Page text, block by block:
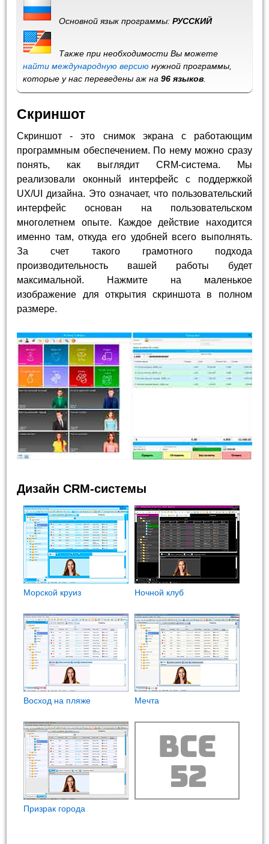
Основной язык программы:РУССКИЙ
Также при необходимости Вы можете
найти международную версию нужной программы,
которые у нас переведены аж на96 языков
Скриншот
Скриншот - это снимок экрана с работающим
программным обеспечением. По нему можно сразу
понять, как выглядит CRM-система. Мы
реализовали оконный интерфейс с поддержкой
UX/UI дизайна. Это означает, что пользовательский
интерфейс основан на пользовательском
многолетнем опыте. Каждое действие находится
именно там, откуда его удобней всего выполнять.
За счет такого грамотного подхода
производительность вашей работы будет
максимальной. Нажмите на маленькое
изображение для открытия скриншота в полном
размере.
Дизайн CRM-системы
Морской круиз Ночной клуб
Восход на пляже Мечта
Призрак города